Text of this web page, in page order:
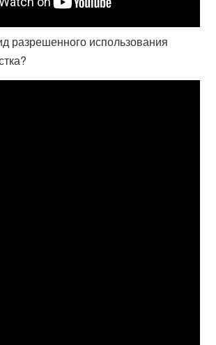
разрешенного использования